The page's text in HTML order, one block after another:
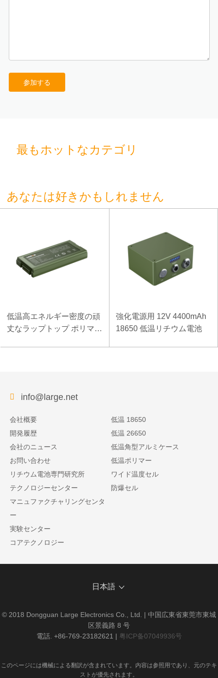
参加する
最もホットなカテゴリ
あなたは好きかもしれません
低温高エネルギー密度の頑
丈なラップトップ ポリマー
強化電源用 12V 4400mAh
18650 低温リチウム電池
info@large.net
会社概要
開発履歴
会社のニュース
お問い合わせ
リチウム電池専門研究所
テクノロジーセンター
マニュファクチャリングセンタ
ー
実験センター
コアテクノロジー
低温 18650
低温 26650
低温角型アルミケース
低温ポリマー
ワイド温度セル
防爆セル
日本語
© 2018 Dongguan Large Electronics Co., Ltd. | 中国広東省東莞市東城
区景義路 8 号
電話. +86-769-23182621 | 粤ICP备07049936号
このページには機械による翻訳が含まれています。内容は参照用であり、元のテキ
ストが優先されます。